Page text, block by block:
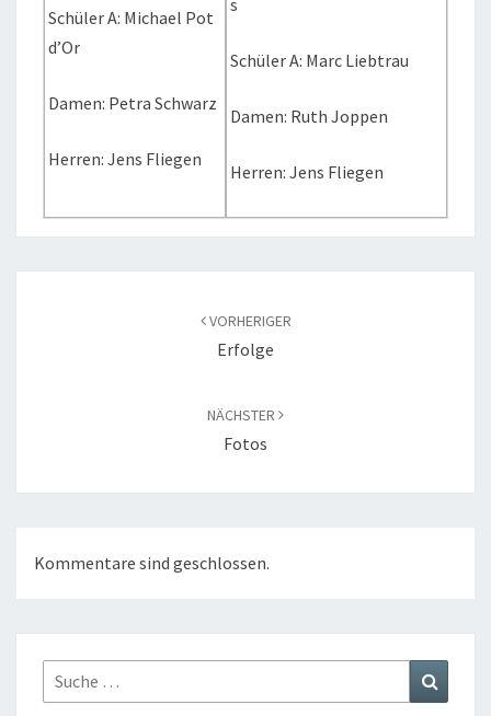
Schüler A: Michael Pot
d’Or
Damen: Petra Schwarz
Herren: Jens Fliegen
s
Schüler A: Marc Liebtrau
Damen: Ruth Joppen
Herren: Jens Fliegen
VORHERIGER
Erfolge
NÄCHSTER
Fotos
Kommentare sind geschlossen.
Suche
nach: